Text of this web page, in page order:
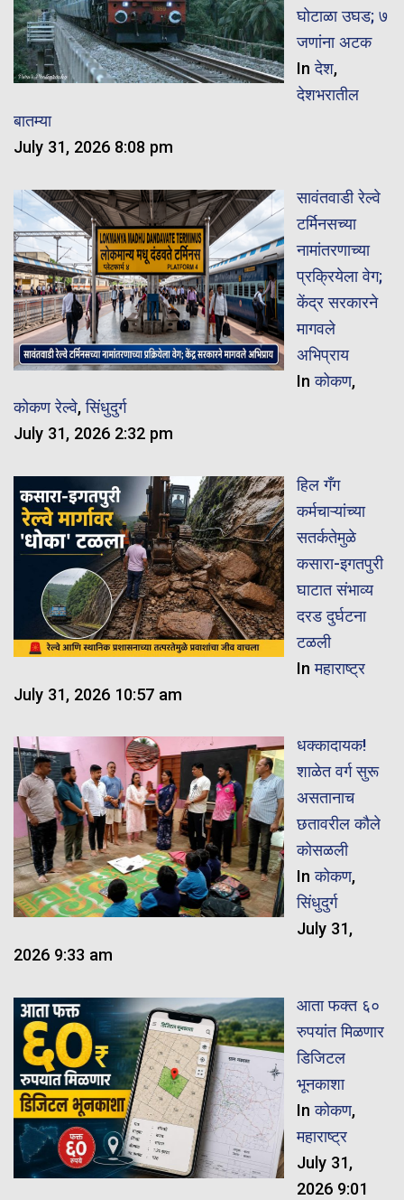
घोटाळा उघड; ७
जणांना अटक
Inदेश,
देशभरातील
बातम्या
July 31, 2026 8:08 pm
सावंतवाडी रेल्वे
टर्मिनसच्या
नामांतरणाच्या
प्रक्रियेला वेग;
केंद्र सरकारने
मागवले
अभिप्राय
Inकोकण,
कोकण रेल्वे,सिंधुदुर्ग
July 31, 2026 2:32 pm
हिल गँग
कर्मचाऱ्यांच्या
सतर्कतेमुळे
कसारा-इगतपुरी
घाटात संभाव्य
दरड दुर्घटना
टळली
Inमहाराष्ट्र
July 31, 2026 10:57 am
धक्कादायक!
शाळेत वर्ग सुरू
असतानाच
छतावरील कौले
कोसळली
Inकोकण,
सिंधुदुर्ग
July 31,
2026 9:33 am
​आता फक्त ६०
रुपयांत मिळणार
डिजिटल
भूनकाशा
Inकोकण,
महाराष्ट्र
July 31,
2026 9:01